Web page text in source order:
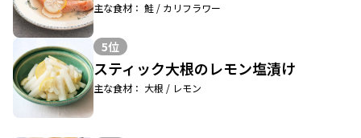
主な食材： 鮭 / カリフラワー
5位
スティック大根のレモン塩漬け
主な食材： 大根 / レモン